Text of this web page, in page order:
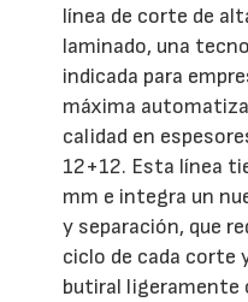
línea de corte de
laminado, una
indicada para
máxima
calidad en
12+12. Esta línea
mm e integra un
y separación, que
ciclo de cada corte
butiral ligeramente